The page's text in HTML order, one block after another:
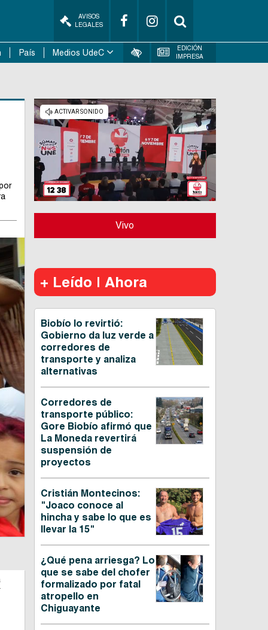
AVISOS
LEGALES
País Medios UdeC
EDICIÓN
IMPRESA
Vivo
+ Leído | Ahora
Biobío lo revirtió:
Gobierno da luz verde a
corredores de
transporte y analiza
alternativas
Corredores de
transporte público:
Gore Biobío afirmó que
La Moneda revertirá
suspensión de
proyectos
Cristián Montecinos:
"Joaco conoce al
hincha y sabe lo que es
llevar la 15"
¿Qué pena arriesga? Lo
que se sabe del chofer
formalizado por fatal
atropello en
Chiguayante